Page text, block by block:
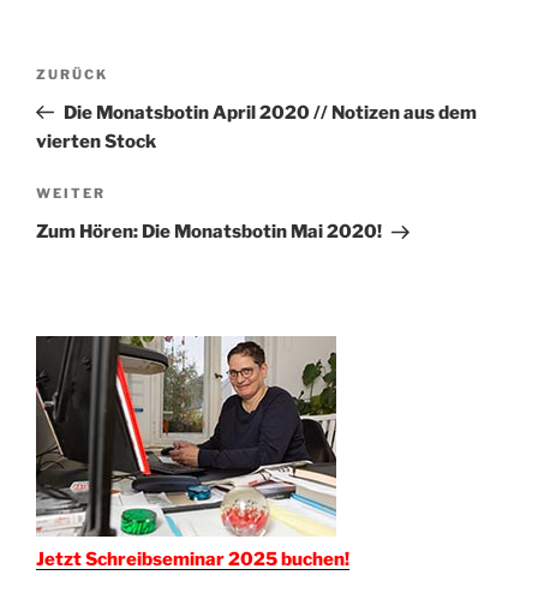
Beitragsnavigation
Vorheriger
Beitrag
ZURÜCK
Die Monatsbotin April 2020 // Notizen aus dem
vierten Stock
Nächster
Beitrag
WEITER
Zum Hören: Die Monatsbotin Mai 2020!
Jetzt Schreibseminar 2025 buchen!